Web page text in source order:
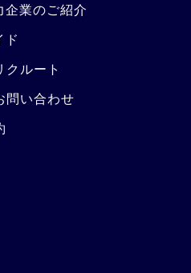
業のご紹介
ド
クルート
問い合わせ